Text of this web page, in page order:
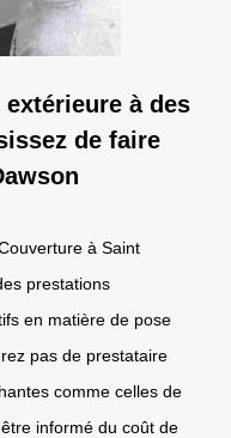
à des
de faire
à Saint
prestations
en matière de pose
pas de prestataire
comme celles de
informé du coût de